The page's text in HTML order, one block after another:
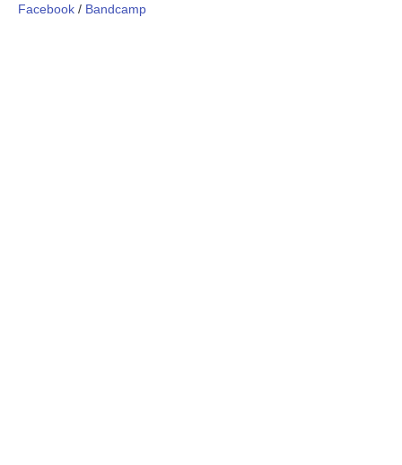
Facebook / Bandcamp